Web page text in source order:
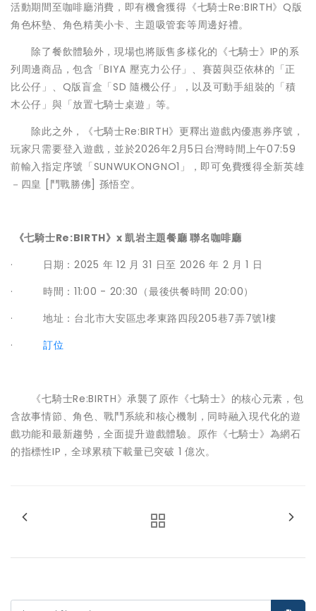
活動期間至咖啡廳消費，即有機會獲得《七騎士Re:BIRTH》Q版
角色杯墊、角色精美小卡、主題吸管套等周邊好禮。
除了餐飲體驗外，現場也將販售多樣化的《七騎士》IP的系
列周邊商品，包含「BIYA 壓克力公仔」、賽茵與亞依林的「正
比公仔」、Q版盲盒「SD 隨機公仔」，以及可動手組裝的「積
木公仔」與「放置七騎士桌遊」等。
除此之外，《七騎士Re:BIRTH》更釋出遊戲內優惠券序號，
玩家只需要登入遊戲，並於2026年2月5日台灣時間上午07:59
前輸入指定序號「SUNWUKONGNO1」，即可免費獲得全新英雄
－四皇 [鬥戰勝佛] 孫悟空。
《七騎士Re:BIRTH》 x凱岩主題餐廳聯名咖啡廳
· 日期：2025 年 12 月 31 日至 2026 年 2 月 1 日
· 時間：11:00 - 20:30（最後供餐時間 20:00）
· 地址：台北市大安區忠孝東路四段205巷7弄7號1樓
·訂位
《七騎士Re:BIRTH》承襲了原作《七騎士》的核心元素，包
含故事情節、角色、戰鬥系統和核心機制，同時融入現代化的遊
戲功能和最新趨勢，全面提升遊戲體驗。原作《七騎士》為網石
的指標性IP，全球累積下載量已突破 1 億次。